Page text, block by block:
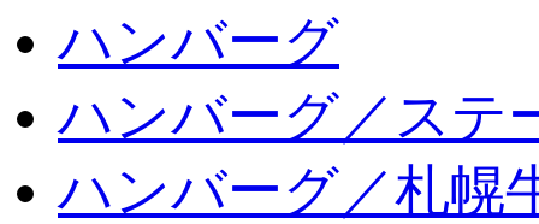
ハンバーグ
ハンバーグ／ステ
ハンバーグ／札幌